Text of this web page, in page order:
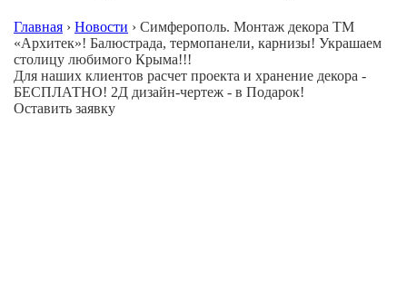
Главная › Новости › Симферополь. Монтаж декора ТМ
«Архитек»! Балюстрада, термопанели, карнизы! Украшаем
столицу любимого Крыма!!!
Для наших клиентов расчет проекта и хранение декора -
БЕСПЛАТНО! 2Д дизайн-чертеж - в Подарок!
Оставить заявку